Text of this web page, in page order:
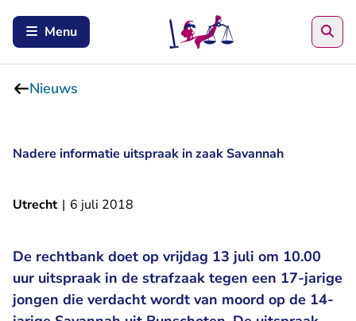
Menu
Nieuws
Nadere informatie uitspraak in zaak Savannah
Utrecht | 6 juli 2018
De rechtbank doet op vrijdag 13 juli om 10.00
uur uitspraak in de strafzaak tegen een 17-jarige
jongen die verdacht wordt van moord op de 14-